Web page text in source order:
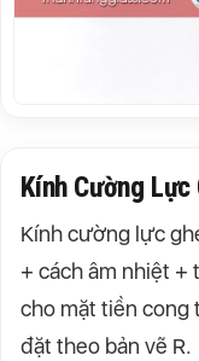
Kính Cường Lực
Kính cường lực
+ cách âm nhiệt +
cho mặt tiền cong
đặt theo bản vẽ R.